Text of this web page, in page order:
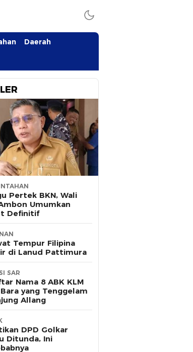
Daerah
Pertek BKN, Wali
Umumkan
Definitif
Tempur Filipina
di Lanud Pattimura
SAR
Nama 8 ABK KLM
yang Tenggelam
Allang
DPD Golkar
Ditunda, Ini